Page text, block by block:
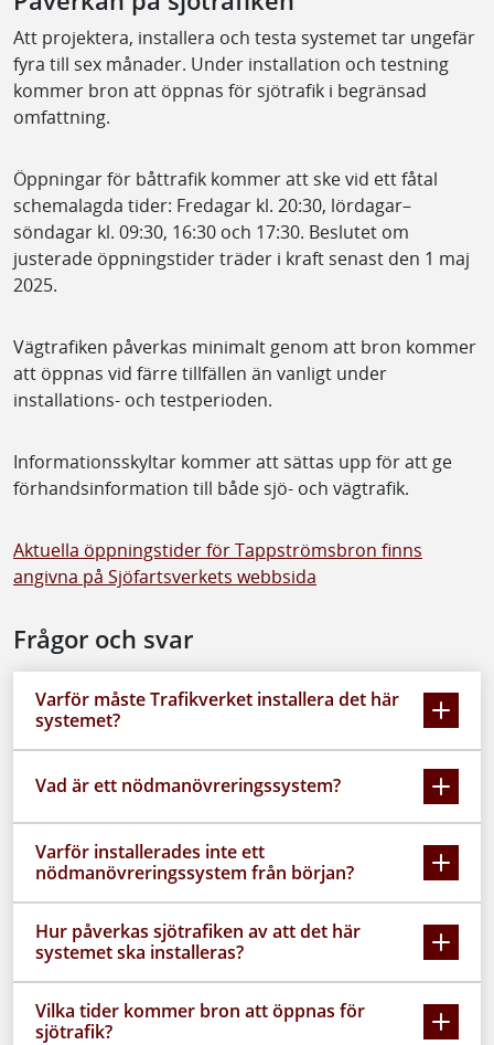
Att projektera, installera och testa systemet tar ungefär
fyra till sex månader. Under installation och testning
kommer bron att öppnas för sjötrafik i begränsad
omfattning.
Öppningar för båttrafik kommer att ske vid ett fåtal
schemalagda tider: Fredagar kl. 20:30, lördagar–
söndagar kl. 09:30, 16:30 och 17:30. Beslutet om
justerade öppningstider träder i kraft senast den 1 maj
2025.
Vägtrafiken påverkas minimalt genom att bron kommer
att öppnas vid färre tillfällen än vanligt under
installations- och testperioden.
Informationsskyltar kommer att sättas upp för att ge
förhandsinformation till både sjö- och vägtrafik.
Aktuella öppningstider för Tappströmsbron finns
angivna på Sjöfartsverkets webbsida
Frågor och svar
Varför måste Trafikverket installera det här
systemet?
Vad är ett nödmanövreringssystem?
Varför installerades inte ett
nödmanövreringssystem från början?
Hur påverkas sjötrafiken av att det här
systemet ska installeras?
Vilka tider kommer bron att öppnas för
sjötrafik?